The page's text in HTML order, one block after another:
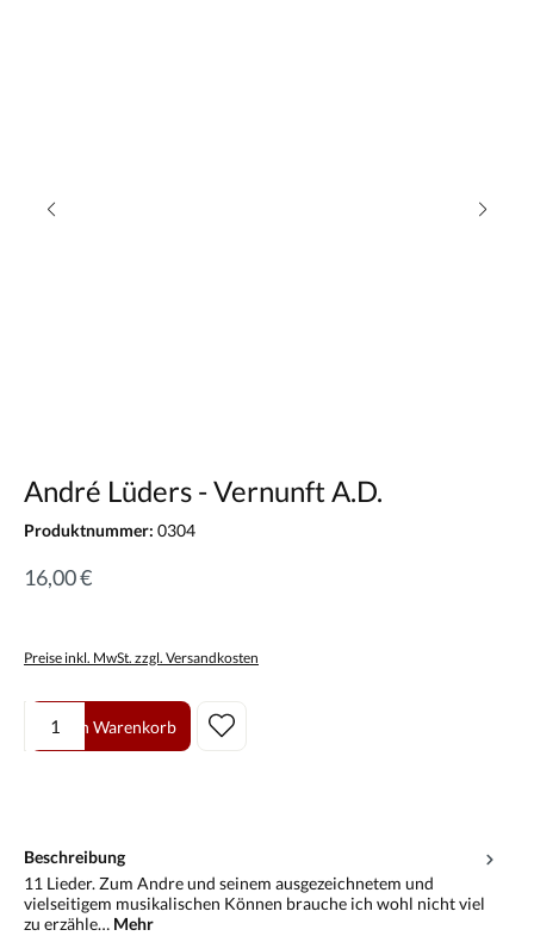
André Lüders - Vernunft A.D.
Produktnummer: 0304
16,00 €
Preise inkl. MwSt. zzgl. Versandkosten
Produkt Anzahl: Gib den gewünschten Wert ein oder benutze die
In den Warenkorb
Beschreibung
11 Lieder. Zum Andre und seinem ausgezeichnetem und
vielseitigem musikalischen Können brauche ich wohl nicht viel
zu erzähle… Mehr